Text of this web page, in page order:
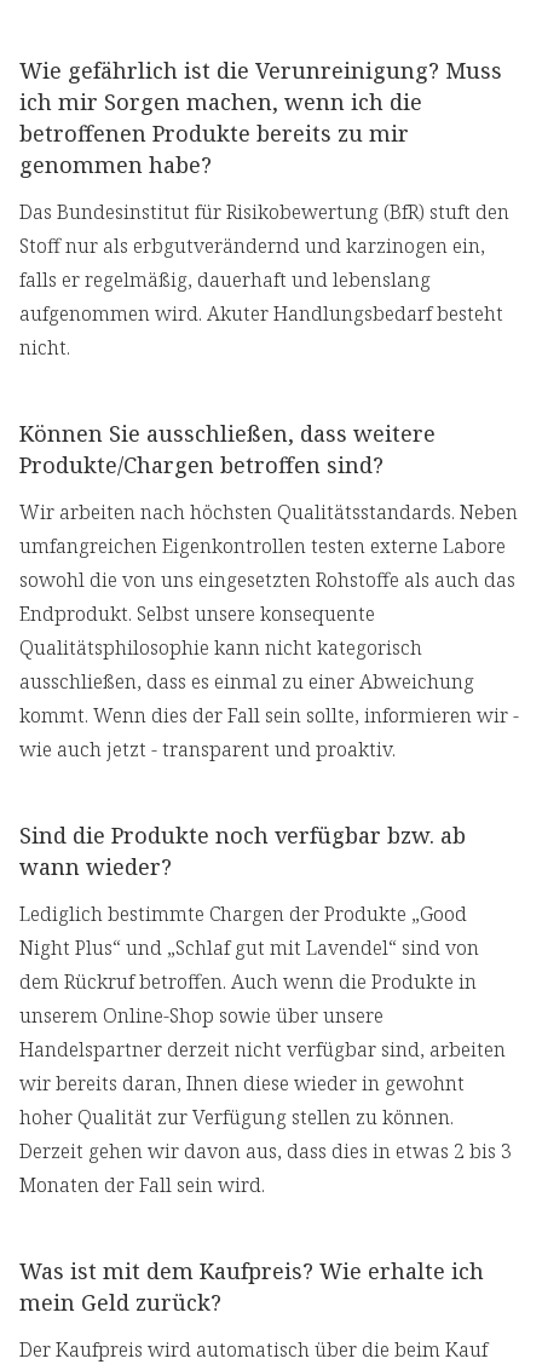
Wie gefährlich ist die Verunreinigung? Muss
ich mir Sorgen machen, wenn ich die
betroffenen Produkte bereits zu mir
genommen habe?
Das Bundesinstitut für Risikobewertung (BfR) stuft den
Stoff nur als erbgutverändernd und karzinogen ein,
falls er regelmäßig, dauerhaft und lebenslang
aufgenommen wird. Akuter Handlungsbedarf besteht
nicht.
Können Sie ausschließen, dass weitere
Produkte/Chargen betroffen sind?
Wir arbeiten nach höchsten Qualitätsstandards. Neben
umfangreichen Eigenkontrollen testen externe Labore
sowohl die von uns eingesetzten Rohstoffe als auch das
Endprodukt. Selbst unsere konsequente
Qualitätsphilosophie kann nicht kategorisch
ausschließen, dass es einmal zu einer Abweichung
kommt. Wenn dies der Fall sein sollte, informieren wir -
wie auch jetzt - transparent und proaktiv.
Sind die Produkte noch verfügbar bzw. ab
wann wieder?
Lediglich bestimmte Chargen der Produkte „Good
Night Plus“ und „Schlaf gut mit Lavendel“ sind von
dem Rückruf betroffen. Auch wenn die Produkte in
unserem Online-Shop sowie über unsere
Handelspartner derzeit nicht verfügbar sind, arbeiten
wir bereits daran, Ihnen diese wieder in gewohnt
hoher Qualität zur Verfügung stellen zu können.
Derzeit gehen wir davon aus, dass dies in etwas 2 bis 3
Monaten der Fall sein wird.
Was ist mit dem Kaufpreis? Wie erhalte ich
mein Geld zurück?
Der Kaufpreis wird automatisch über die beim Kauf